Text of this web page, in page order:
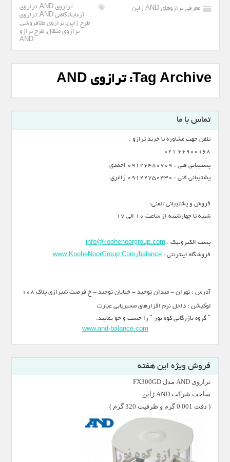
Tag Archive: ترازوی AND
معرفی ترازوهای AND ژاپن ترازوی AND ,ترازوی
آزمایشگاهی AND
,ترازوی
طرح ژاپن,ترازوی طلافروشی,
ترازوی مثقال, طرح ترازو
AND
تماس با ما
تلفن جهت مشاوره یا خرید ترازو :
66900168 021
پشتیبانی فنی : 09126480709 احمدی
پشتیبانی فنی : 09122750430 زاغری
فروش و پشتیبانی تلفنی:
شنبه تا چهارشنبه از ساعت 10 الی 17
پست الکترونیک : info@koohenoorgroup.com
فروشگاه اینترنتی :www.KooheNoorGroup.Com/balance
آدرس : تهران - میدان توحید - خیابان توحید - خ فرصت شیرازی پلاک 108
لوکیشن : داخل نرم افزارهای مسیریابی عبارت
" گروه بازرگانی کوه نور " را جست و جو نمایید.
www.and-balance.com
فروش ویژه این هفته
ترازوی AND مدل FX300GD
ساخت شرکت AND ژاپن
( دقت 0.001 گرم و ظرفیت 320 گرم )